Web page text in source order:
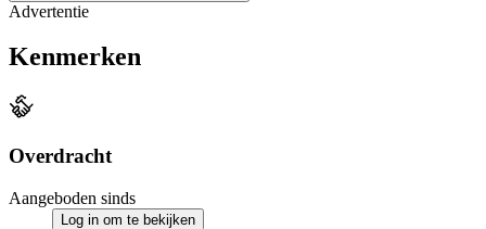
Advertentie
Kenmerken
Overdracht
Aangeboden sinds
Log in om te bekijken